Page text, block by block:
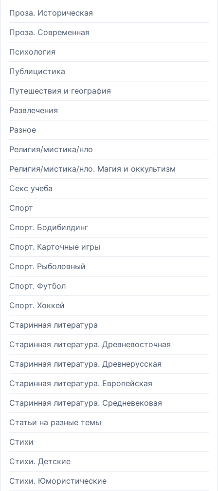
Проза. Историческая
Проза. Современная
Психология
Публицистика
Путешествия и география
Развлечения
Разное
Религия/мистика/нло
Религия/мистика/нло. Магия и оккультизм
Секс учеба
Спорт
Спорт. Бодибилдинг
Спорт. Карточные игры
Спорт. Рыболовный
Спорт. Футбол
Спорт. Хоккей
Старинная литература
Старинная литература. Древневосточная
Старинная литература. Древнерусская
Старинная литература. Европейская
Старинная литература. Средневековая
Статьи на разные темы
Стихи
Стихи. Детские
Стихи. Юмористические